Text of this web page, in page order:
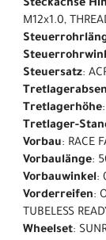
Steckachse
M12x1.0,
Steuersatz:
Tretlagerhöhe
Tretlager-
Vorbau: RACE
Vorbaulänge:
Vorbauwinkel:
Vorderreifen:
TUBELESS
Wheelset: